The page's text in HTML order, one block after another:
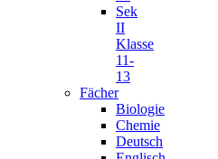
Sek
II
Klasse
11-
13
Fächer
Biologie
Chemie
Deutsch